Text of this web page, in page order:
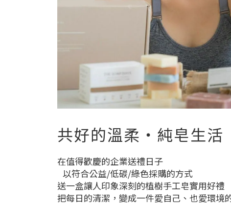
共好的溫柔・純皂生活
在值得歡慶的企業送禮日子
以符合公益/低碳/綠色採購的方式
送一盒讓人印象深刻的植樹手工皂實用好禮
把每日的清潔，變成一件愛自己、也愛環境